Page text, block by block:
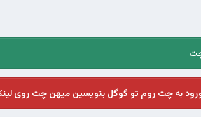
به چت روم تو گوگل بنویسین میهن چت روی